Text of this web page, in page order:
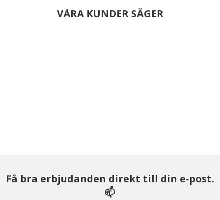
VÅRA KUNDER SÄGER
Få bra erbjudanden direkt till din e-post.
📫